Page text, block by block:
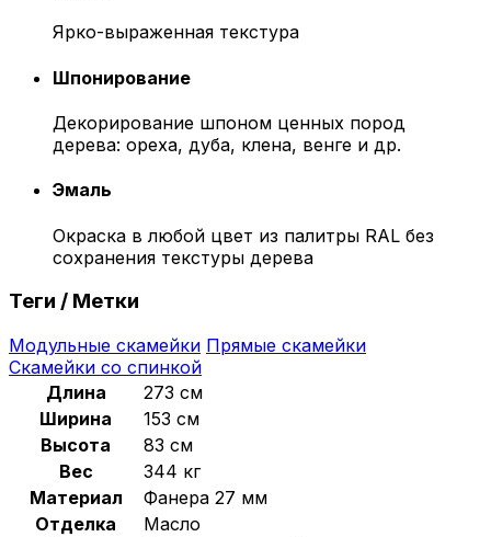
Ярко-выраженная текстура
Шпонирование
Декорирование шпоном ценных пород
дерева: ореха, дуба, клена, венге и др.
Эмаль
Окраска в любой цвет из палитры RAL без
сохранения текстуры дерева
Теги / Метки
Модульные скамейки Прямые скамейки
Скамейки со спинкой
Длина
273 см
Ширина
153 см
Высота
83 см
Вес
344 кг
Материал
Фанера 27 мм
Отделка
Масло